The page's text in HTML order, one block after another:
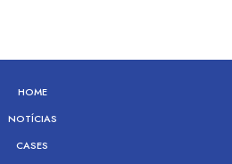
HOME
NOTÍCIAS
CASES